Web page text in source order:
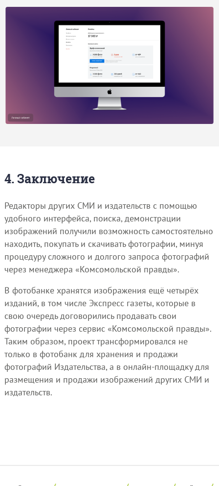
4. Заключение
Редакторы других СМИ и издательств с помощью
удобного интерфейса, поиска, демонстрации
изображений получили возможность самостоятельно
находить, покупать и скачивать фотографии, минуя
процедуру сложного и долгого запроса фотографий
через менеджера «Комсомольской правды».
В фотобанке хранятся изображения ещё четырёх
изданий, в том числе Экспресс газеты, которые в
свою очередь договорились продавать свои
фотографии через сервис «Комсомольской правды».
Таким образом, проект трансформировался не
только в фотобанк для хранения и продажи
фотографий Издательства, а в онлайн-площадку для
размещения и продажи изображений других СМИ и
издательств.